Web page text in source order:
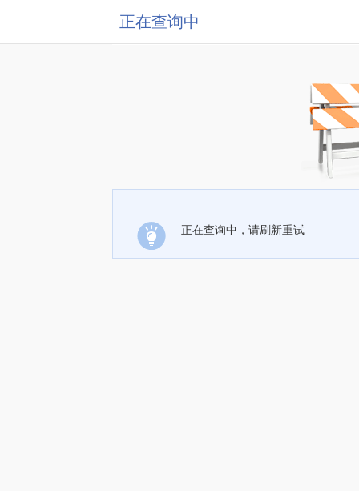
正在查询中
正在查询中，请刷新重试